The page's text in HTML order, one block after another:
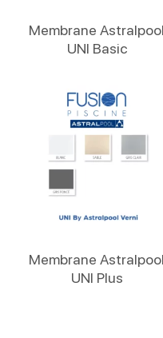
Membrane Astralpool
UNI Basic
Membrane Astralpool
UNI Plus